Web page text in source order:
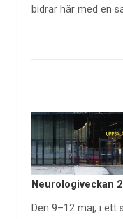
bidrar här med en
Neurologiveckan
Den 9–12 maj, i ett